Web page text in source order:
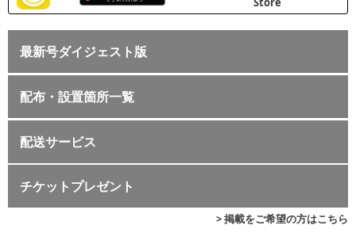
最新号ダイジェスト版
配布・設置箇所一覧
配送サービス
チケットプレゼント
> 掲載をご希望の方はこちら